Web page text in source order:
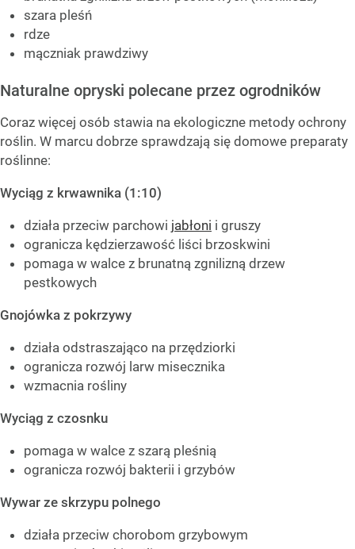
szara pleśń
rdze
mączniak prawdziwy
Naturalne opryski polecane przez ogrodników
Coraz więcej osób stawia na ekologiczne metody ochrony
roślin. W marcu dobrze sprawdzają się domowe preparaty
roślinne:
Wyciąg z krwawnika (1:10)
działa przeciw parchowi jabłoni i gruszy
ogranicza kędzierzawość liści brzoskwini
pomaga w walce z brunatną zgnilizną drzew
pestkowych
Gnojówka z pokrzywy
działa odstraszająco na przędziorki
ogranicza rozwój larw misecznika
wzmacnia rośliny
Wyciąg z czosnku
pomaga w walce z szarą pleśnią
ogranicza rozwój bakterii i grzybów
Wywar ze skrzypu polnego
działa przeciw chorobom grzybowym